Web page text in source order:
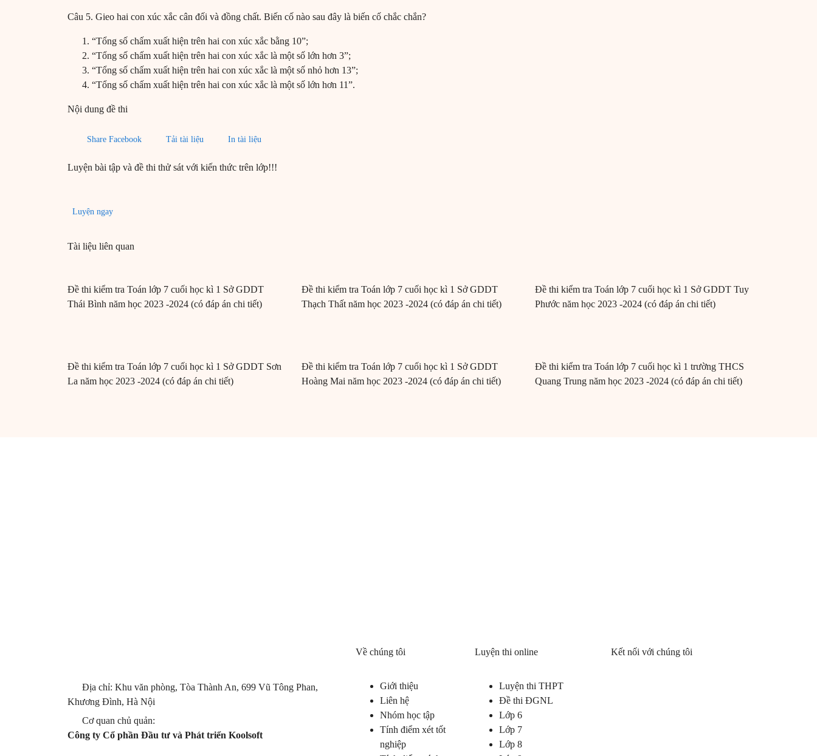
Câu 5. Gieo hai con xúc xắc cân đối và đồng chất. Biến cố nào sau đây là biến cố chắc chắn?
“Tổng số chấm xuất hiện trên hai con xúc xắc bằng 10”;
“Tổng số chấm xuất hiện trên hai con xúc xắc là một số lớn hơn 3”;
“Tổng số chấm xuất hiện trên hai con xúc xắc là một số nhỏ hơn 13”;
“Tổng số chấm xuất hiện trên hai con xúc xắc là một số lớn hơn 11”.
Nội dung đề thi
Share Facebook Tải tài liệu In tài liệu
Luyện bài tập và đề thi thử sát với kiến thức trên lớp!!!
Luyện ngay
Tài liệu liên quan
Đề thi kiểm tra Toán lớp 7 cuối học kì 1 Sở GDDT
Thái Bình năm học 2023 -2024 (có đáp án chi tiết)
Đề thi kiểm tra Toán lớp 7 cuối học kì 1 Sở GDDT
Thạch Thất năm học 2023 -2024 (có đáp án chi tiết)
Đề thi kiểm tra Toán lớp 7 cuối học kì 1 Sở GDDT Tuy
Phước năm học 2023 -2024 (có đáp án chi tiết)
Đề thi kiểm tra Toán lớp 7 cuối học kì 1 Sở GDDT Sơn
La năm học 2023 -2024 (có đáp án chi tiết)
Đề thi kiểm tra Toán lớp 7 cuối học kì 1 Sở GDDT
Hoàng Mai năm học 2023 -2024 (có đáp án chi tiết)
Đề thi kiểm tra Toán lớp 7 cuối học kì 1 trường THCS
Quang Trung năm học 2023 -2024 (có đáp án chi tiết)
Địa chỉ: Khu văn phòng, Tòa Thành An, 699 Vũ Tông Phan,
Khương Đình, Hà Nội
Cơ quan chủ quản:
Công ty Cổ phần Đầu tư và Phát triển Koolsoft
Về chúng tôi
Giới thiệu
Liên hệ
Nhóm học tập
Tính điểm xét tốt
nghiệp
Luyện thi online
Luyện thi THPT
Đề thi ĐGNL
Lớp 6
Lớp 7
Lớp 8
Kết nối với chúng tôi